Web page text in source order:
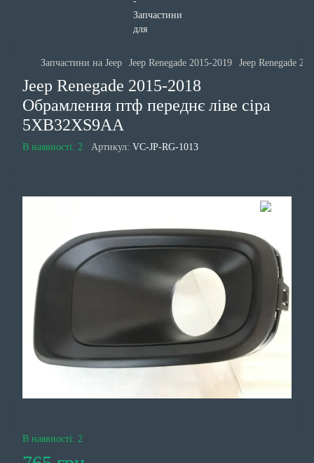
Запчастини на Jeep Jeep Renegade 2015-2019 Jeep Renegade
Jeep Renegade 2015-2018
Обрамлення птф переднє ліве сіра
5XB32XS9AA
В наявності: 2 Артикул: VC-JP-RG-1013
В наявності: 2